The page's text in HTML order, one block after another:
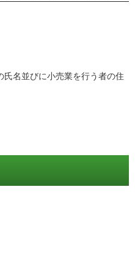
名並びに小売業を行う者の住